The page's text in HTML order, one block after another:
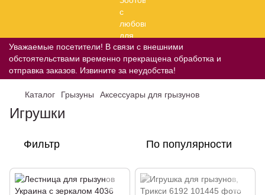
Уважаемые посетители! В связи с внешними
обстоятельствами временно прекращена обработка и
отправка заказов. Извините за неудобства!
Каталог Грызуны Аксессуары для грызунов
Игрушки
Фильтр По популярности